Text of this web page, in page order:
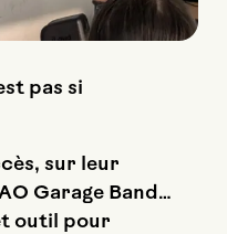
pas si
sur leur
Garage Band…
outil pour